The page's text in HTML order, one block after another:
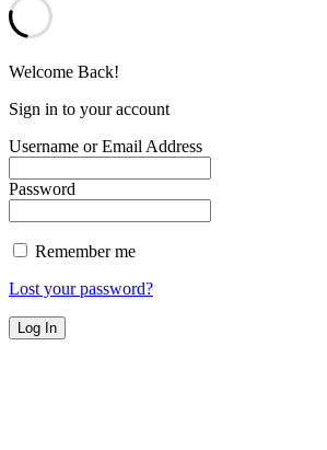
Welcome Back!
Sign in to your account
Username or Email Address
Password
Remember me
Lost your password?